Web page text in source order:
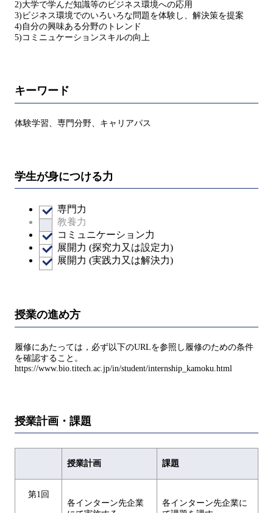
2)大学で学んだ知識等のビジネス環境への応用
3)ビジネス環境でのいろいろな問題を体験し、解決策を提案
4)自分の興味ある分野のトレンド
5)コミニュケーションスキルの向上
キーワード
体験学習、専門分野、キャリアパス
学生が身につける力
専門力
教養力
コミュニケーション力
展開力 (探究力又は設定力)
展開力 (実践力又は解決力)
授業の進め方
履修にあたっては，必ず以下のURLを参照し履修のための条件
を確認すること。
https://www.bio.titech.ac.jp/in/student/internship_kamoku.html
授業計画・課題
授業計画 課題
第1回
各インターン先企業
各インターン先企業に